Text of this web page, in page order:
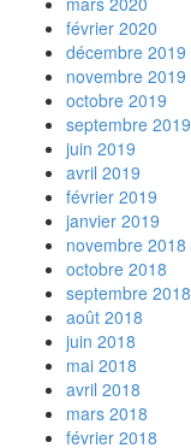
février 2020
décembre 2019
novembre 2019
octobre 2019
septembre 2019
juin 2019
avril 2019
février 2019
janvier 2019
novembre 2018
octobre 2018
septembre 2018
août 2018
juin 2018
mai 2018
avril 2018
mars 2018
février 2018